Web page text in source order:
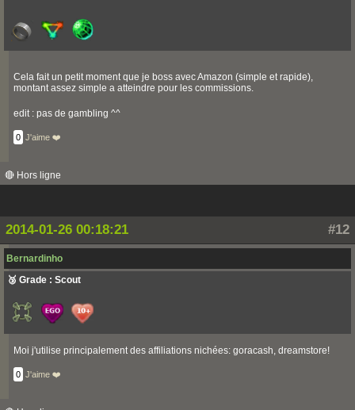
Cela fait un petit moment que je boss avec Amazon (simple et rapide),
montant assez simple a atteindre pour les commissions.
edit : pas de gambling ^^
0 J'aime ❤️
🔴 Hors ligne
#12
2014-01-26 00:18:21
Bernardinho
🥉 Grade : Scout
Moi j'utilise principalement des affiliations nichées: goracash, dreamstore!
0 J'aime ❤️